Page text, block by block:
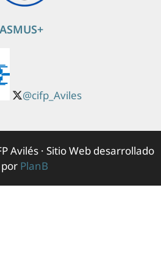
@cifp_Aviles
Avilés · Sitio Web desarrollado
por PlanB